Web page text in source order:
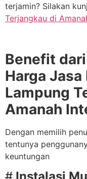
terjamin? Silakan
Terjangkau di
Benefit dari
Harga Jasa
Lampung
Amanah
Dengan memilih
tentunya
keuntungan